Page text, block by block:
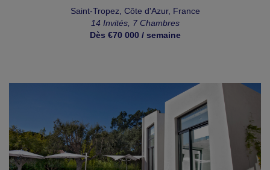
Saint-Tropez, Côte d'Azur, France
14 Invités, 7 Chambres
Dès €70 000 / semaine